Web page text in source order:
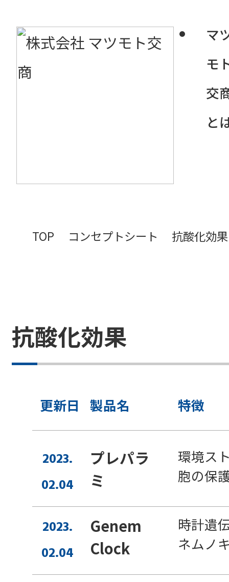
マ
モ
交
と
TOP コンセプトシート 抗酸化効果
抗酸化効果
更新日 製品名 特徴
2023.
02.04
プレパラ
ミ
環境ス
胞の保
2023.
02.04
Genem
Clock
時計遺
ネムノ